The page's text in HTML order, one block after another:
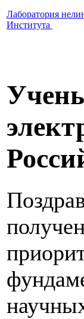
Лаборатория
Института